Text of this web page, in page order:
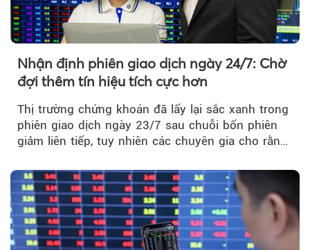
Nhận định phiên giao dịch ngày 24/7: Chờ
đợi thêm tín hiệu tích cực hơn
Thị trường chứng khoán đã lấy lại sắc xanh trong
phiên giao dịch ngày 23/7 sau chuỗi bốn phiên
giảm liên tiếp, tuy nhiên các chuyên gia cho rằng